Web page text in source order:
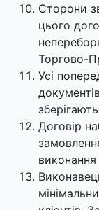
Сторони
цього
Торгово-
Усі
Договір